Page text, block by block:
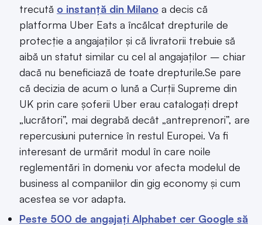
trecută o instanță din Milano a decis că
platforma Uber Eats a încălcat drepturile de
protecție a angajaților și că livratorii trebuie să
aibă un statut similar cu cel al angajaților – chiar
dacă nu beneficiază de toate drepturile.Se pare
că decizia de acum o lună a Curții Supreme din
UK prin care șoferii Uber erau catalogați drept
„lucrători”, mai degrabă decât „antreprenori”, are
repercusiuni puternice în restul Europei. Va fi
interesant de urmărit modul în care noile
reglementări în domeniu vor afecta modelul de
business al companiilor din gig economy și cum
acestea se vor adapta.
Peste 500 de angajați Alphabet cer Google să